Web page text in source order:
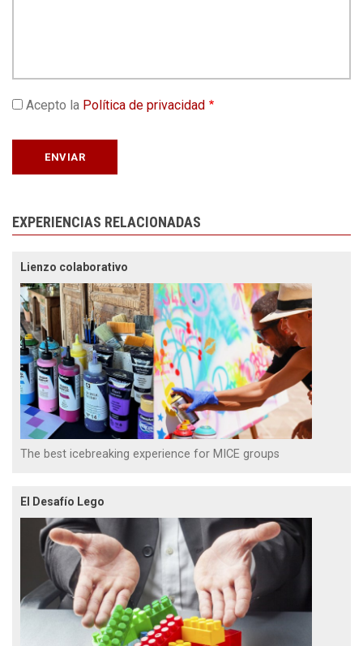
Acepto la Política de privacidad
EXPERIENCIAS RELACIONADAS
Lienzo colaborativo
The best icebreaking experience for MICE groups
El Desafío Lego